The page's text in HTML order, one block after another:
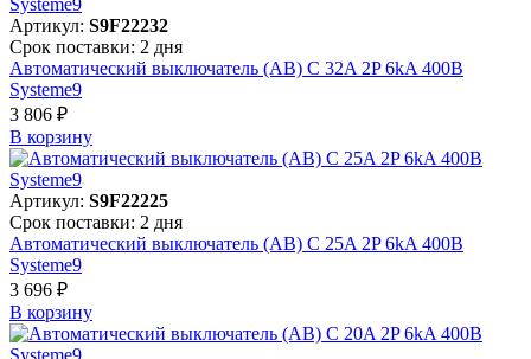
Артикул: S9F22232
Срок поставки: 2 дня
Автоматический выключатель (АВ) C 32A 2P 6kA 400В
Systeme9
3 806 ₽
В корзинy
Артикул: S9F22225
Срок поставки: 2 дня
Автоматический выключатель (АВ) C 25A 2P 6kA 400В
Systeme9
3 696 ₽
В корзинy